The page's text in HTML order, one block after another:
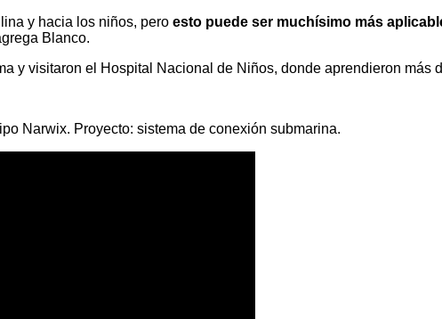
y hacia los niños, pero esto puede ser muchísimo más
Blanco.
y visitaron el Hospital Nacional de Niños, donde aprendieron
Narwix. Proyecto: sistema de conexión submarina.